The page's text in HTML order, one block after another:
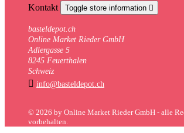
Kontakt Toggle store information 
basteldepot.ch
Online Market Rieder GmbH
Adlergasse 5
8245 Feuerthalen
Schweiz
 info@basteldepot.ch
© 2026 by Online Market Rieder GmbH - alle
vorbehalten.